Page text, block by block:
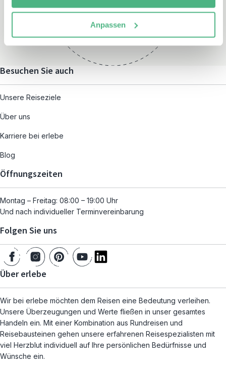
Anpassen
und nach individueller
Terminvereinbarung
Besuchen Sie auch
Unsere Reiseziele
Über uns
Karriere bei erlebe
Blog
Öffnungszeiten
Montag – Freitag: 08:00 – 19:00 Uhr
Und nach individueller Terminvereinbarung
Folgen Sie uns
Über erlebe
Wir bei erlebe möchten dem Reisen eine Bedeutung verleihen.
Unsere Überzeugungen und Werte fließen in unser gesamtes
Handeln ein. Mit einer Kombination aus Rundreisen und
Reisebausteinen gehen unsere erfahrenen Reisespezialisten mit
viel Herzblut individuell auf Ihre persönlichen Bedürfnisse und
Wünsche ein.